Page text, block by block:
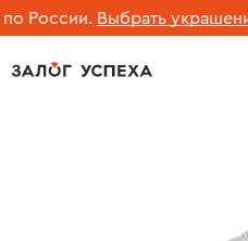
России. Выбрать украшение